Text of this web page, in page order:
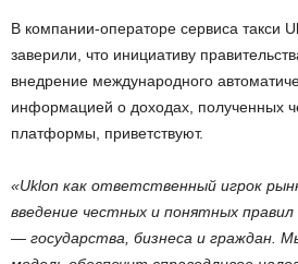
В компании-операторе сервиса такси
заверили, что инициативу
внедрение международного
информацией о доходах, полученных
платформы, приветствуют.
«Uklon как ответственный игрок
введение честных и понятных правил
— государства, бизнеса и граждан.